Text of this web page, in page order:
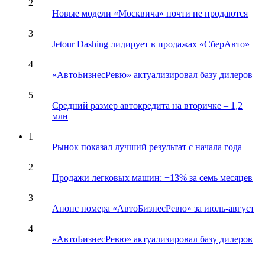
2
Новые модели «Москвича» почти не продаются
3
Jetour Dashing лидирует в продажах «СберАвто»
4
«АвтоБизнесРевю» актуализировал базу дилеров
5
Средний размер автокредита на вторичке – 1,2
млн
1
Рынок показал лучший результат с начала года
2
Продажи легковых машин: +13% за семь месяцев
3
Анонс номера «АвтоБизнесРевю» за июль-август
4
«АвтоБизнесРевю» актуализировал базу дилеров